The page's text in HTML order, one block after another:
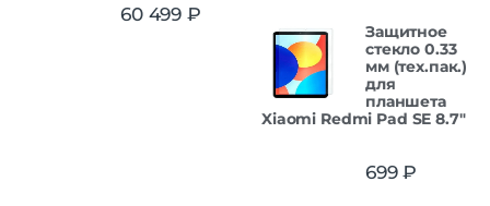
60 499 ₽
Защитное
стекло 0.33
мм (тех.пак.)
для
планшета
Xiaomi Redmi Pad SE 8.7"
699₽